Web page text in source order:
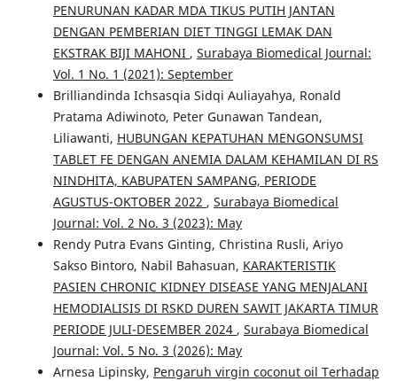
PENURUNAN KADAR MDA TIKUS PUTIH JANTAN
DENGAN PEMBERIAN DIET TINGGI LEMAK DAN
EKSTRAK BIJI MAHONI , Surabaya Biomedical Journal:
Vol. 1 No. 1 (2021): September
Brilliandinda Ichsasqia Sidqi Auliayahya, Ronald
Pratama Adiwinoto, Peter Gunawan Tandean,
Liliawanti, HUBUNGAN KEPATUHAN MENGONSUMSI
TABLET FE DENGAN ANEMIA DALAM KEHAMILAN DI RS
NINDHITA, KABUPATEN SAMPANG, PERIODE
AGUSTUS-OKTOBER 2022 , Surabaya Biomedical
Journal: Vol. 2 No. 3 (2023): May
Rendy Putra Evans Ginting, Christina Rusli, Ariyo
Sakso Bintoro, Nabil Bahasuan, KARAKTERISTIK
PASIEN CHRONIC KIDNEY DISEASE YANG MENJALANI
HEMODIALISIS DI RSKD DUREN SAWIT JAKARTA TIMUR
PERIODE JULI-DESEMBER 2024 , Surabaya Biomedical
Journal: Vol. 5 No. 3 (2026): May
Arnesa Lipinsky, Pengaruh virgin coconut oil Terhadap